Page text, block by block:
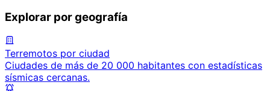
Explorar por geografía
Terremotos por ciudad
Ciudades de más de 20 000 habitantes con estadísticas
sísmicas cercanas.